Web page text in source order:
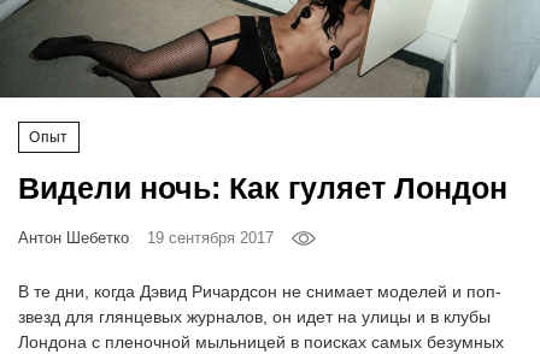
Опыт
Видели ночь: Как гуляет Лондон
Антон Шебетко 19 сентября 2017
В те дни, когда Дэвид Ричардсон не снимает моделей и поп-
звезд для глянцевых журналов, он идет на улицы и в клубы
Лондона с пленочной мыльницей в поисках самых безумных